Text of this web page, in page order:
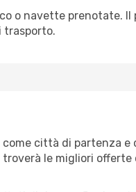
o navette prenotate. Il
trasporto.
città di partenza
le migliori